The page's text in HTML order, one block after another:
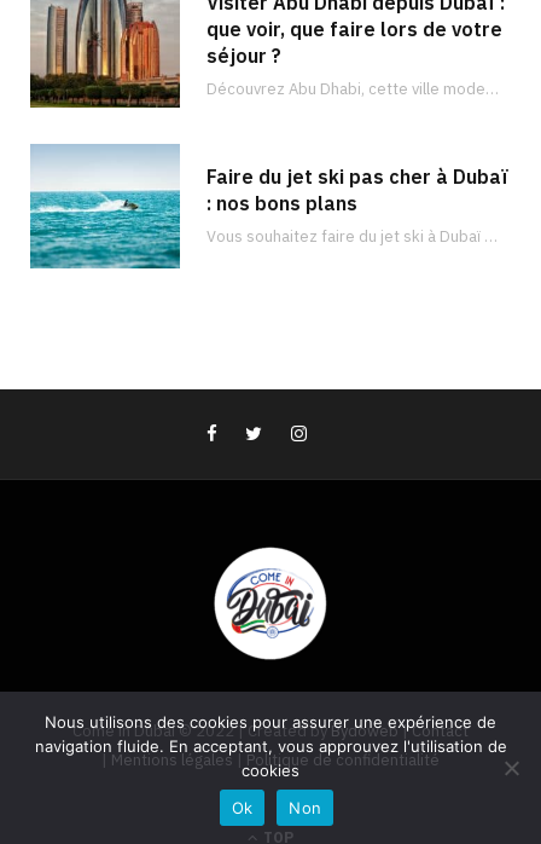
que voir, que faire lors de votre
séjour ?
Découvrez Abu Dhabi, cette ville moderne et luxueuse remplie de vastes trésors. Il y en a pour tous les goûts !
Faire du jet ski pas cher à Dubaï
: nos bons plans
Vous souhaitez faire du jet ski à Dubaï ? Découvrez les meilleurs endroits pour faire du jet ski à Dubaï et à quel prix
Come in Dubai © 2022 | Created byBydoweb|Contact
| Mentions légales | Politique de confidentialité
TOP
Nous utilisons des cookies pour assurer une expérience de
navigation fluide. En acceptant, vous approuvez l'utilisation de
cookies
Ok
Non